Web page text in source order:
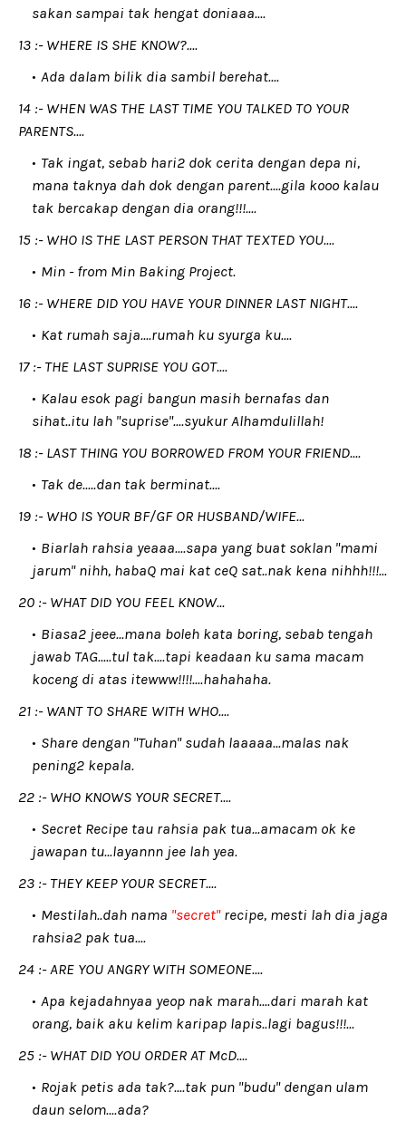
sakan sampai tak hengat doniaaa....
13 :- WHERE IS SHE KNOW?....
Ada dalam bilik dia sambil berehat....
14 :- WHEN WAS THE LAST TIME YOU TALKED TO YOUR
PARENTS....
Tak ingat, sebab hari2 dok cerita dengan depa ni,
mana taknya dah dok dengan parent....gila kooo kalau
tak bercakap dengan dia orang!!!....
15 :- WHO IS THE LAST PERSON THAT TEXTED YOU....
Min - from Min Baking Project.
16 :- WHERE DID YOU HAVE YOUR DINNER LAST NIGHT....
Kat rumah saja....rumah ku syurga ku....
17 :- THE LAST SUPRISE YOU GOT....
Kalau esok pagi bangun masih bernafas dan
sihat..itu lah "suprise"....syukur Alhamdulillah!
18 :- LAST THING YOU BORROWED FROM YOUR FRIEND....
Tak de.....dan tak berminat....
19 :- WHO IS YOUR BF/GF OR HUSBAND/WIFE...
Biarlah rahsia yeaaa....sapa yang buat soklan "mami
jarum" nihh, habaQ mai kat ceQ sat..nak kena nihhh!!!...
20 :- WHAT DID YOU FEEL KNOW...
Biasa2 jeee...mana boleh kata boring, sebab tengah
jawab TAG.....tul tak....tapi keadaan ku sama macam
koceng di atas itewww!!!!....hahahaha.
21 :- WANT TO SHARE WITH WHO....
Share dengan "Tuhan" sudah laaaaa...malas nak
pening2 kepala.
22 :- WHO KNOWS YOUR SECRET....
Secret Recipe tau rahsia pak tua...amacam ok ke
jawapan tu...layannn jee lah yea.
23 :- THEY KEEP YOUR SECRET....
Mestilah..dah nama "secret" recipe, mesti lah dia jaga
rahsia2 pak tua....
24 :- ARE YOU ANGRY WITH SOMEONE....
Apa kejadahnyaa yeop nak marah....dari marah kat
orang, baik aku kelim karipap lapis..lagi bagus!!!...
25 :- WHAT DID YOU ORDER AT McD....
Rojak petis ada tak?....tak pun "budu" dengan ulam
daun selom....ada?